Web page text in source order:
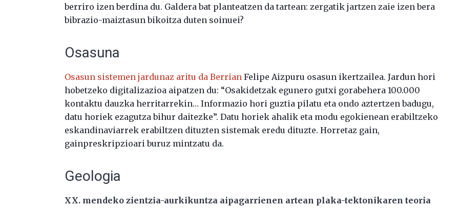
berriro izen berdina du. Galdera bat planteatzen da tartean: zergatik jartzen zaie izen bera
bibrazio-maiztasun bikoitza duten soinuei?
Osasuna
Osasun sistemen jardunaz aritu da Berrian Felipe Aizpuru osasun ikertzailea. Jardun hori
hobetzeko digitalizazioa aipatzen du: “Osakidetzak egunero gutxi gorabehera 100.000
kontaktu dauzka herritarrekin… Informazio hori guztia pilatu eta ondo aztertzen badugu,
datu horiek ezagutza bihur daitezke”. Datu horiek ahalik eta modu egokienean erabiltzeko
eskandinaviarrek erabiltzen dituzten sistemak eredu dituzte. Horretaz gain,
gainpreskripzioari buruz mintzatu da.
Geologia
XX. mendeko zientzia-aurkikuntza aipagarrienen artean plaka-tektonikaren teoria